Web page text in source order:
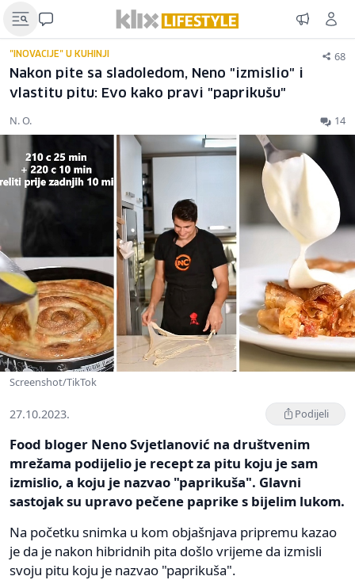
"INOVACIJE" U KUHINJI 68
Nakon pite sa sladoledom, Neno "izmislio" i
vlastitu pitu: Evo kako pravi "paprikušu"
N. O. 14
Screenshot/TikTok
27.10.2023. Podijeli
Food bloger Neno Svjetlanović na društvenim
mrežama podijelio je recept za pitu koju je sam
izmislio, a koju je nazvao "paprikuša". Glavni
sastojak su upravo pečene paprike s bijelim lukom.
Na početku snimka u kom objašnjava pripremu kazao
je da je nakon hibridnih pita došlo vrijeme da izmisli
svoju pitu koju je nazvao "paprikuša".